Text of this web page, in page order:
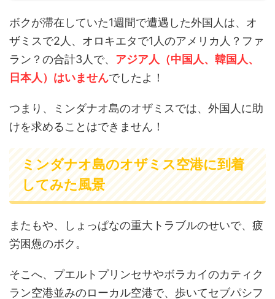
ボクが滞在していた1週間で遭遇した外国人は、オ
ザミスで2人、オロキエタで1人のアメリカ人？ファ
ラン？の合計3人で、 アジア人（中国人、韓国人、
日本人）はいませんでしたよ！
つまり、ミンダナオ島のオザミスでは、外国人に助
けを求めることはできません！
ミンダナオ島のオザミス空港に到着
してみた風景
またもや、しょっぱなの重大トラブルのせいで、疲
労困憊のボク。
そこへ、プエルトプリンセサやボラカイのカティク
ラン空港並みのローカル空港で、歩いてセブパシフ